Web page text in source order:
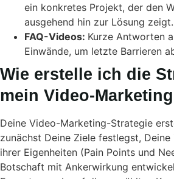
ein konkretes Projekt, der den
ausgehend hin zur Lösung zeigt.
FAQ-Videos: Kurze Antworten
Einwände, um letzte Barrieren
Wie erstelle ich die
mein Video-
Deine Video-Marketing-Strategie
zunächst Deine Ziele festlegst,
ihrer Eigenheiten (Pain Points und
Botschaft mit Ankerwirkung